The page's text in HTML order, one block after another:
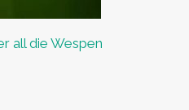
all die Wespen